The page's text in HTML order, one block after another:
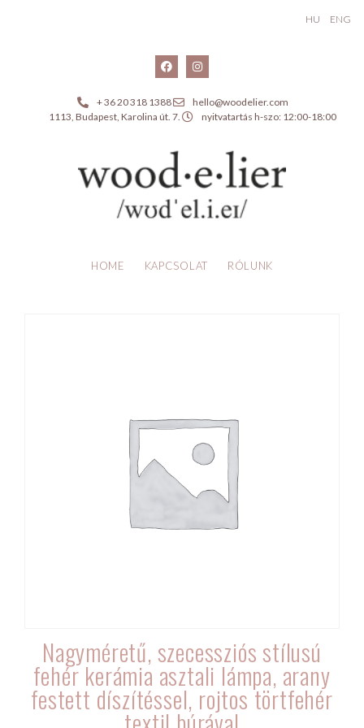
HU ENG
+ 36 20 318 1388
hello@woodelier.com
1113, Budapest, Karolina út. 7.
nyitvatartás h-szo: 12:00-18:00
HOME KAPCSOLAT RÓLUNK
Nagyméretű, szecessziós stílusú
fehér kerámia asztali lámpa, arany
festett díszítéssel, rojtos törtfehér